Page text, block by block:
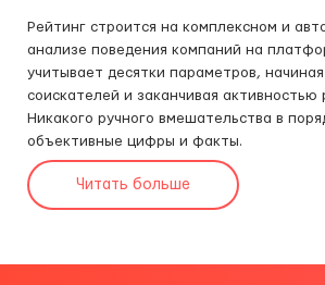
Рейтинг строится на комплексном и
анализе поведения компаний на
учитывает десятки параметров,
соискателей и заканчивая активностью
Никакого ручного вмешательства в
объективные цифры и факты.
Читать больше